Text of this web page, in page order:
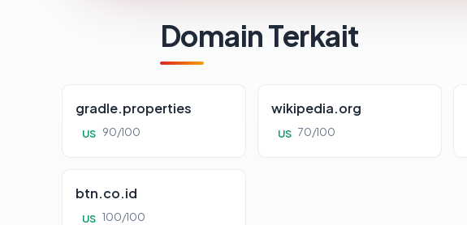
Domain Terkait
gradle.properties
US 90/100
wikipedia.org
US 70/100
btn.co.id
US 100/100